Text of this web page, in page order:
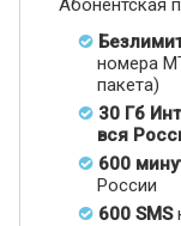
номера
пакета)
30 Гб
вся
600
России
600 SMS